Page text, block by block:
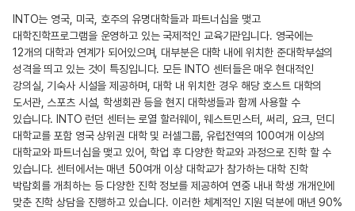
INTO는 영국, 미국, 호주의 유명대학들과 파트너십을 맺고
대학진학프로그램을 운영하고 있는 국제적인 교육기관입니다. 영국에는
12개의 대학과 연계가 되어있으며, 대부분은 대학 내에 위치한 준대학부설의
성격을 띄고 있는 것이 특징입니다. 모든 INTO 센터들은 매우 현대적인
강의실, 기숙사 시설을 제공하며, 대학 내 위치한 경우 해당 호스트 대학의
도서관, 스포츠 시설, 학생회관 등을 현지 대학생들과 함께 사용할 수
있습니다. INTO 런던 센터는 로열 할러웨이, 웨스트민스터, 써리, 요크, 던디
대학교를 포함 영국 상위권 대학 및 러셀그룹, 유럽전역의 100여개 이상의
대학교와 파트너십을 맺고 있어, 학업 후 다양한 학교와 과정으로 진학 할 수
있습니다. 센터에서는 매년 50여개 이상 대학교가 참가하는 대학 진학
박람회를 개최하는 등 다양한 진학 정보를 제공하여 연중 내내 학생 개개인에
맞춘 진학 상담을 진행하고 있습니다. 이러한 체계적인 지원 덕분에 매년 90%